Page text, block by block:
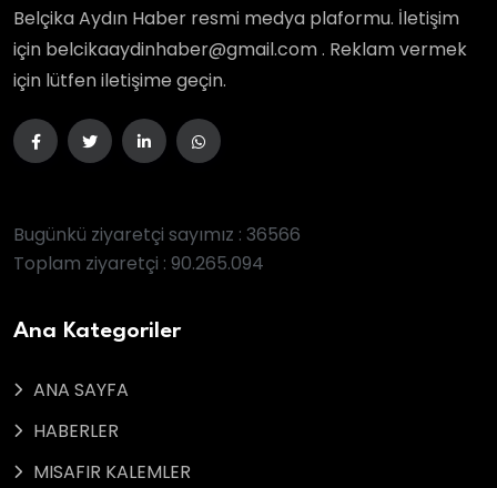
Belçika Aydın Haber resmi medya plaformu. İletişim
için belcikaaydinhaber@gmail.com . Reklam vermek
için lütfen iletişime geçin.
Bugünkü ziyaretçi sayımız : 36566
Toplam ziyaretçi : 90.265.094
Ana Kategoriler
ANA SAYFA
HABERLER
MISAFIR KALEMLER